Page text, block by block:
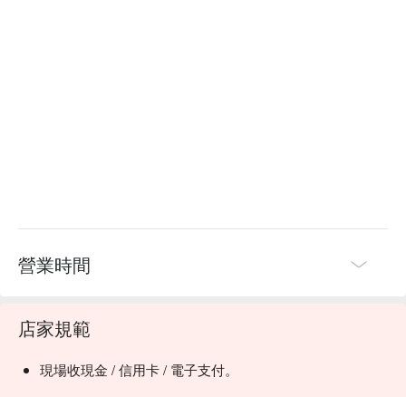
營業時間
店家規範
現場收現金 / 信用卡 / 電子支付。